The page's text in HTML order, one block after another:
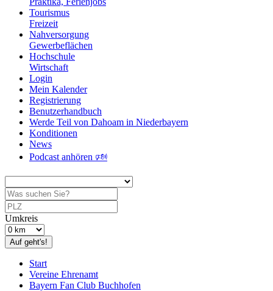
Tourismus
Freizeit
Nahversorgung
Gewerbeflächen
Hochschule
Wirtschaft
Login
Mein Kalender
Registrierung
Benutzerhandbuch
Werde Teil von Dahoam in Niederbayern
Konditionen
News
Podcast anhören 🕬
Umkreis
Auf geht's!
Start
Vereine Ehrenamt
Bayern Fan Club Buchhofen